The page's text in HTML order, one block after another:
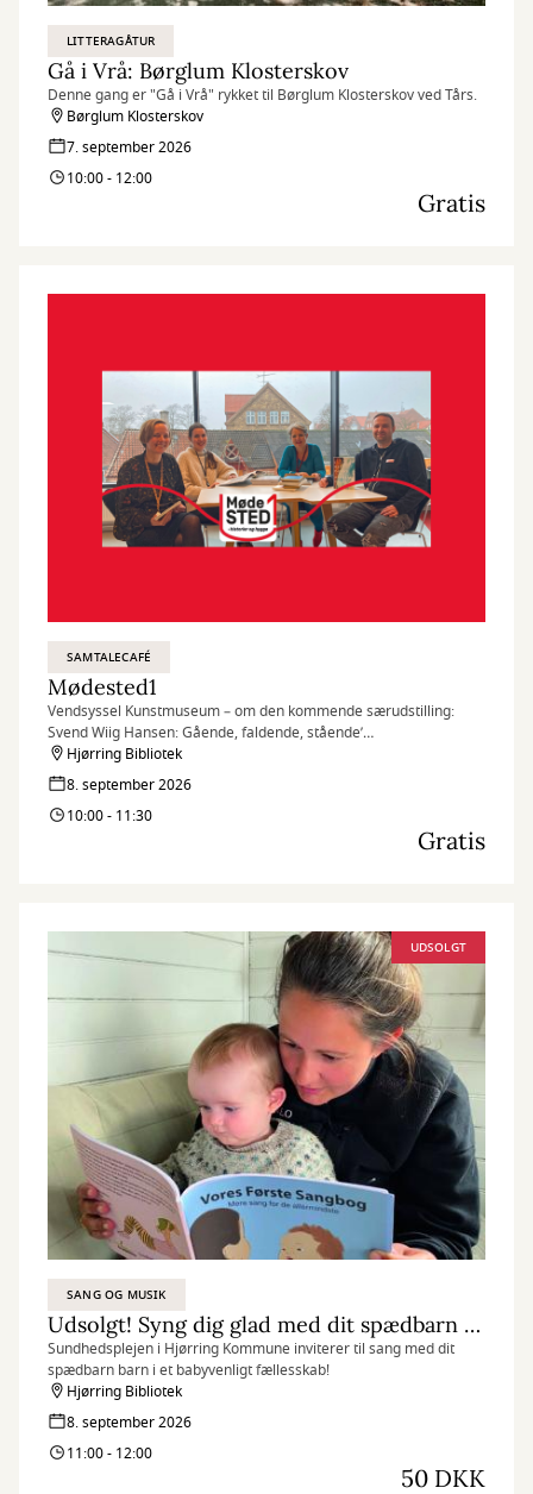
LITTERAGÅTUR
Gå i Vrå: Børglum Klosterskov
Denne gang er "Gå i Vrå" rykket til Børglum Klosterskov ved Tårs.
Børglum Klosterskov
7. september 2026
10:00 - 12:00
Gratis
SAMTALECAFÉ
Mødested1
Vendsyssel Kunstmuseum – om den kommende særudstilling:
Svend Wiig Hansen: Gående, faldende, stående’
Vært: Janni
Hjørring Bibliotek
8. september 2026
10:00 - 11:30
Gratis
UDSOLGT
SANG OG MUSIK
Udsolgt! Syng dig glad med dit spædbarn – Forløb 2
Sundhedsplejen i Hjørring Kommune inviterer til sang med dit
spædbarn barn i et babyvenligt fællesskab!
Hjørring Bibliotek
8. september 2026
11:00 - 12:00
50 DKK